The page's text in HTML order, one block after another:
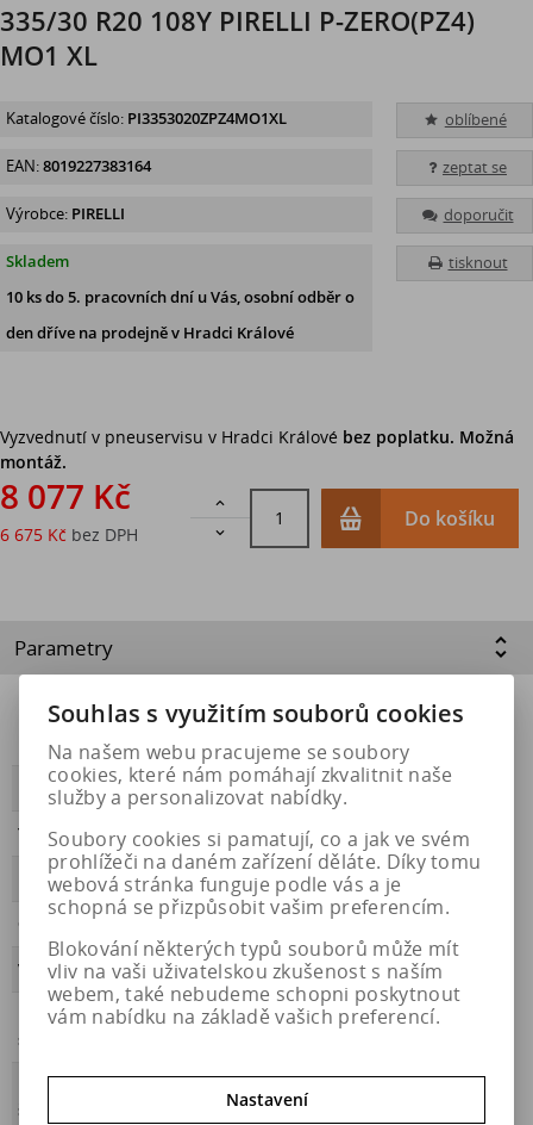
335/30 R20 108Y PIRELLI P-ZERO(PZ4)
MO1 XL
oblíbené
zeptat se
doporučit
tisknout
Katalogové číslo: PI3353020ZPZ4MO1XL
EAN:8019227383164
Výrobce: PIRELLI
Skladem
10 ksdo 5. pracovních dní u Vás, osobní odběr o
den dříve na prodejněv Hradci Králové
Vyzvednutí v pneuservisu v Hradci Králové bez poplatku. Možná
montáž.
8 077 Kč
6 675 Kč bez DPH


Do košíku
Parametry
Přilnavost na
ledu
NE
PŘILNAVOST A
Třída hluku A
HLUČNOST 72
OBDOBÍ letní
VALIVÝ ODPOR C
Přilnavost na
sněhu
NE
štítek
Souhlas s využitím souborů cookies
Na našem webu pracujeme se soubory
cookies, které nám pomáhají zkvalitnit naše
služby a personalizovat nabídky.
Soubory cookies si pamatují, co a jak ve svém
prohlížeči na daném zařízení děláte. Díky tomu
webová stránka funguje podle vás a je
schopná se přizpůsobit vašim preferencím.
Blokování některých typů souborů může mít
vliv na vaši uživatelskou zkušenost s naším
webem, také nebudeme schopni poskytnout
vám nabídku na základě vašich preferencí.
Nastavení